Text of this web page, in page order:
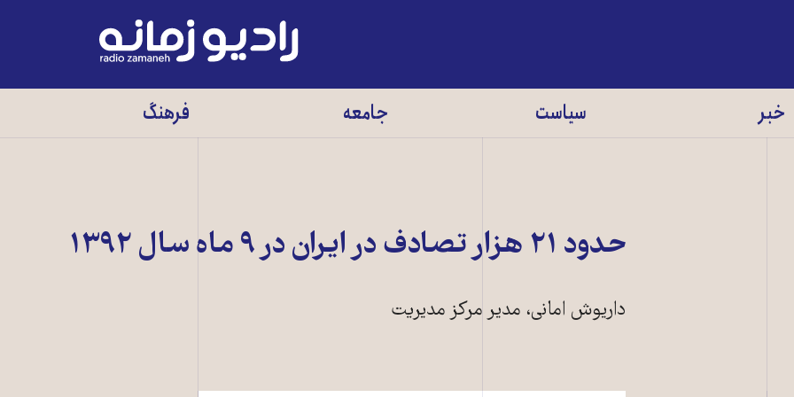
رادیو
زمانه
خبر سیاست جامعه فرهنگ
حدود ۲۱ هزار تصادف در ايران در ۹ ماه سال ۱۳۹۲
داريوش امانی، مدير مرکز مديريت